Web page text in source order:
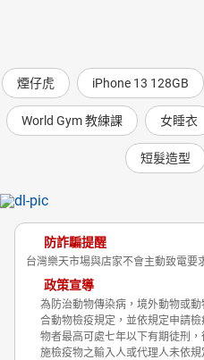
煙仔虎 iPhone 13 128GB
World Gym 教練課 女睡衣
短髮造型
防詐騙提醒
台灣樂天市場與店家不會主動致電要
政策宣導
為防治動物傳染病，境外動物或
合動物檢疫規定，並依規定申請
物者最高可處七年以下有期徒刑
施檢疫物之輸入人或代理人未依